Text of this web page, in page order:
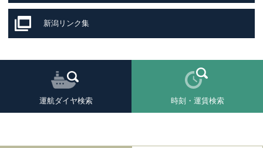
新潟リンク集
運航ダイヤ検索 時刻・運賃検索